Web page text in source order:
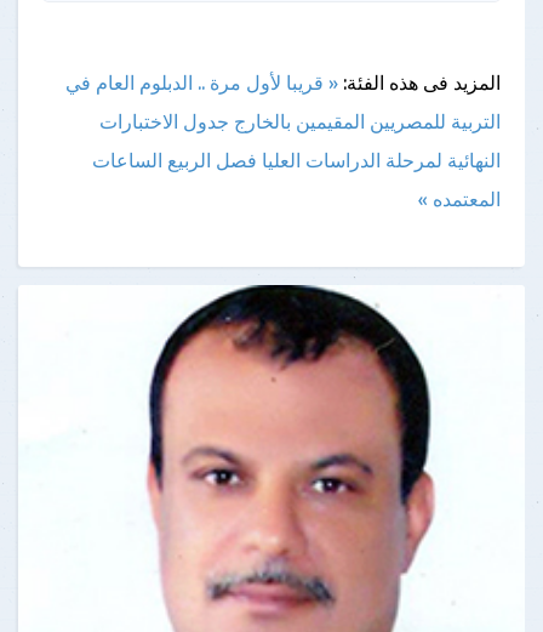
المزيد فى هذه الفئة: « قريبا لأول مرة .. الدبلوم العام في
التربية للمصريين المقيمين بالخارج جدول الاختبارات
النهائية لمرحلة الدراسات العليا فصل الربيع الساعات
المعتمده »